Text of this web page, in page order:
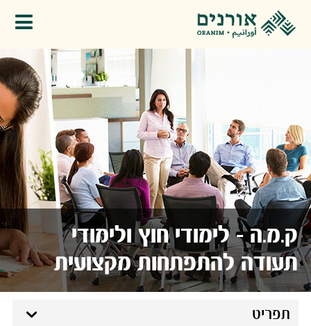
ק.מ.ה - לימודי חוץ ולימודי
תעודה להתפתחות מקצועית
תפריט